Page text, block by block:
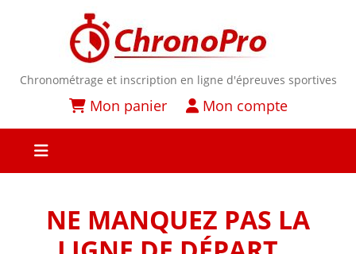
Chronométrage et inscription en ligne d'épreuves sportives
Mon panier Mon compte
NE MANQUEZ PAS LA